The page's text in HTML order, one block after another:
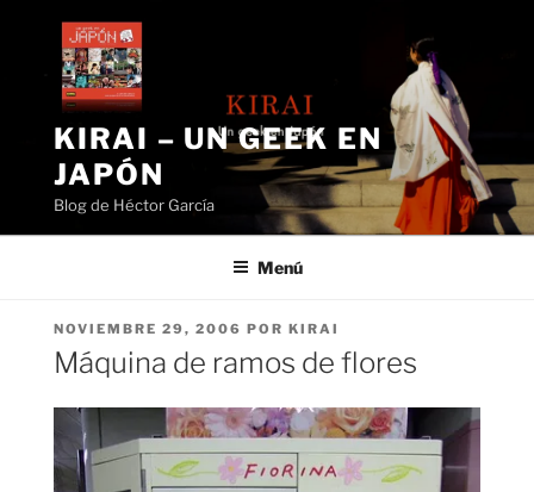
contenido
KIRAI – UN GEEK EN
JAPÓN
Blog de Héctor García
Menú
PUBLICADO
EL
NOVIEMBRE 29, 2006 POR KIRAI
Máquina de ramos de flores